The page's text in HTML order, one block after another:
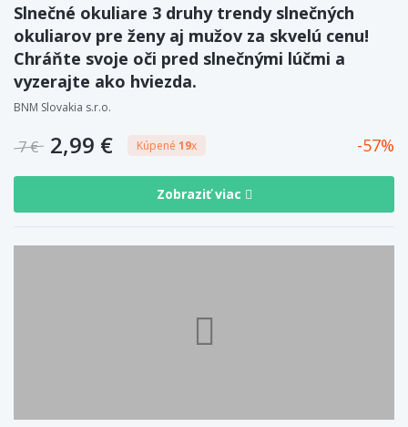
Slnečné okuliare 3 druhy trendy slnečných
okuliarov pre ženy aj mužov za skvelú cenu!
Chráňte svoje oči pred slnečnými lúčmi a
vyzerajte ako hviezda.
BNM Slovakia s.r.o.
7 € 2,99 € Kúpené 19x 57
Zobraziť viac